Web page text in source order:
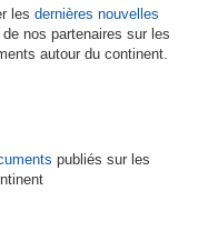
les dernières nouvelles
de nos partenaires sur les
autour du continent.
publiés sur les